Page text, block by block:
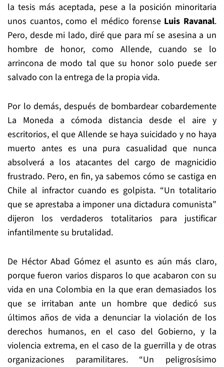
la tesis más aceptada, pese a la posición minoritaria
unos cuantos, como el médico forense Luis Ravanal.
Pero, desde mi lado, diré que para mí se asesina a un
hombre de honor, como Allende, cuando se lo
arrincona de modo tal que su honor solo puede ser
salvado con la entrega de la propia vida.
Por lo demás, después de bombardear cobardemente
La Moneda a cómoda distancia desde el aire y
escritorios, el que Allende se haya suicidado y no haya
muerto antes es una pura casualidad que nunca
absolverá a los atacantes del cargo de magnicidio
frustrado. Pero, en fin, ya sabemos cómo se castiga en
Chile al infractor cuando es golpista. “Un totalitario
que se aprestaba a imponer una dictadura comunista”
dijeron los verdaderos totalitarios para justificar
infantilmente su brutalidad.
De Héctor Abad Gómez el asunto es aún más claro,
porque fueron varios disparos lo que acabaron con su
vida en una Colombia en la que eran demasiados los
que se irritaban ante un hombre que dedicó sus
últimos años de vida a denunciar la violación de los
derechos humanos, en el caso del Gobierno, y la
violencia extrema, en el caso de la guerrilla y de otras
organizaciones paramilitares. “Un peligrosísimo